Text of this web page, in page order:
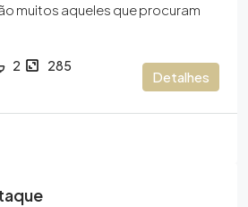
muitos aqueles que procuram
2 285
Detalhes